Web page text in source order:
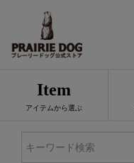
Item
アイテムから選ぶ